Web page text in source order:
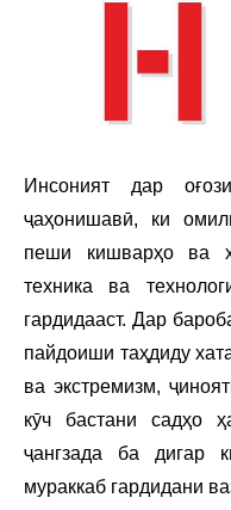
Инсоният дар
ҷаҳонишавӣ, ки
пеши кишварҳо ва
техника ва
гардидааст. Дар
пайдоиши таҳдиду
ва экстремизм,
кӯч бастани садҳо
ҷангзада ба дигар
мураккаб гардидани